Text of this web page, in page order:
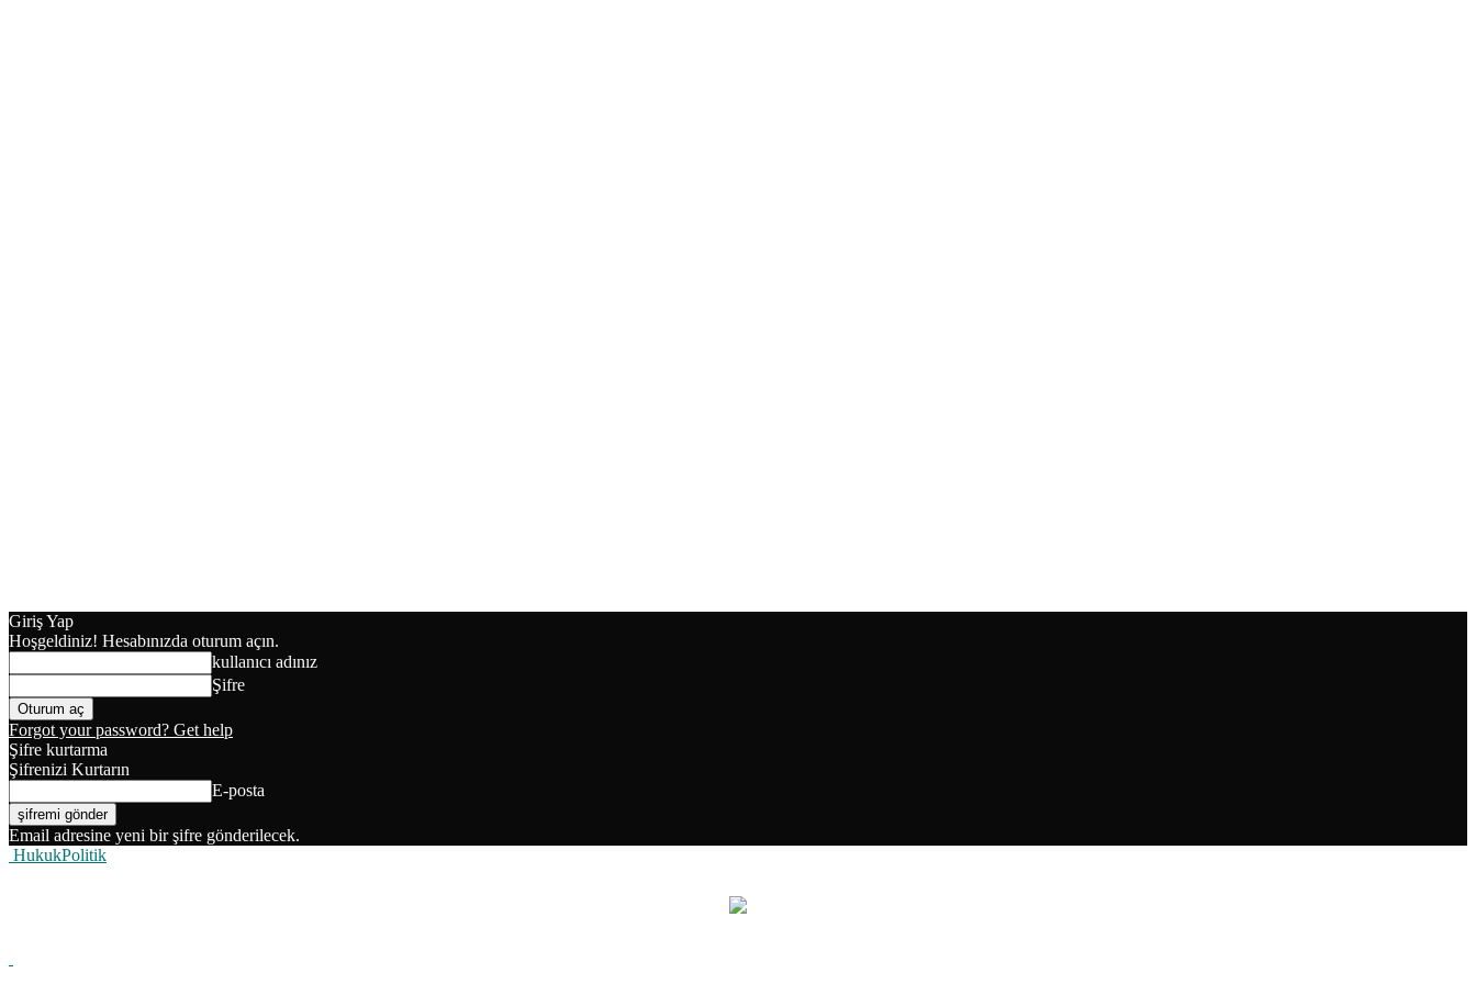
Giriş Yap
Hoşgeldiniz! Hesabınızda oturum açın.
kullanıcı adınız
Şifre
Forgot your password? Get help
Şifre kurtarma
Şifrenizi Kurtarın
E-posta
Email adresine yeni bir şifre gönderilecek.
HukukPolitik